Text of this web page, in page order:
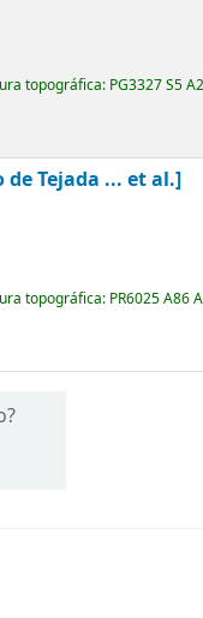
topográfica: PG3327 S5
Tejada ... et al.]
topográfica: PR6025 A86